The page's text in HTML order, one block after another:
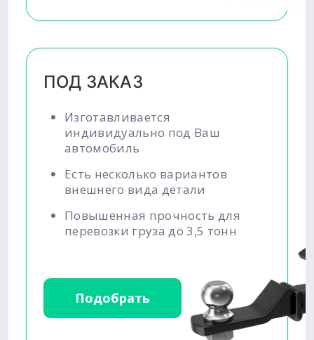
ПОД ЗАКАЗ
Изготавливается
индивидуально под Ваш
автомобиль
Есть несколько вариантов
внешнего вида детали
Повышенная прочность для
перевозки груза до 3,5 тонн
Подобрать